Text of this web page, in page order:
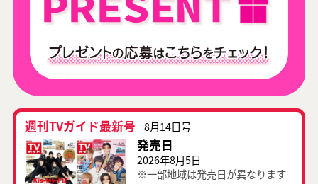
週刊TVガイド最新号 8月14日号
発売日
2026年8月5日
※一部地域は発売日が異なります